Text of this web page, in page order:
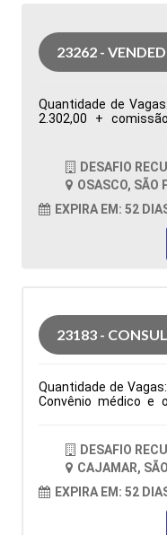
23262 -
Quantidade de
2.302,00 +
contratação: CLT
Atuação: Vendas
Características
DESAFIO
OSASCO, SÃO
EXPIRA EM: 52
23183 -
Quantidade de
Convênio médico e
up, negociações,
e whatsapp,
contratação: CLT
Atuação:
Formação
DESAFIO
CAJAMAR,
EXPIRA EM: 52